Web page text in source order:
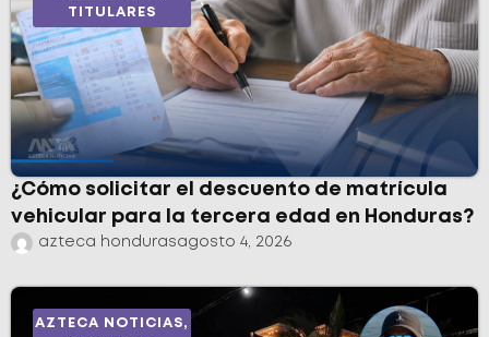
TITULARES
¿Cómo solicitar el descuento de matrícula
vehicular para la tercera edad en Honduras?
azteca hondurasagosto 4, 2026
AZTECA NOTICIAS,